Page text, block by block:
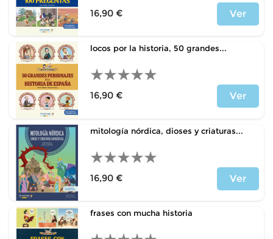
16,90 €
Ver
locos por la historia, 50 grandes...
16,90 €
Ver
mitología nórdica, dioses y criaturas...
16,90 €
Ver
frases con mucha historia